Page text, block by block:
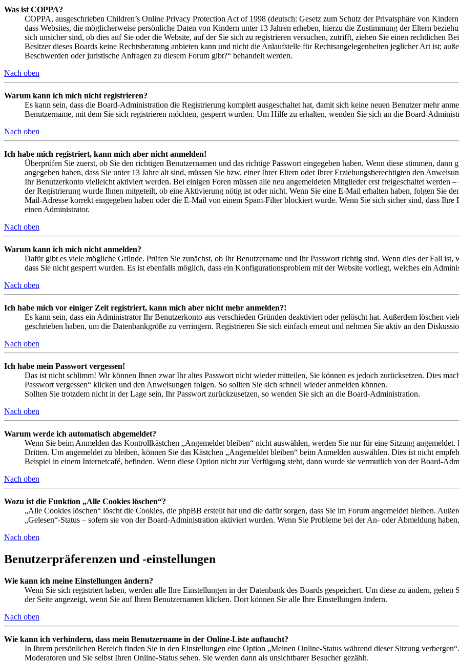
Was ist COPPA?
COPPA, ausgeschrieben Children’s Online Privacy Protection Act of 1998 (deutsch: Gesetz zum Schutz der Privatsphäre von
dass Websites, die möglicherweise persönliche Daten von Kindern unter 13 Jahren erheben, hierzu die Zustimmung der Eltern
sich unsicher sind, ob dies auf Sie oder die Website, auf der Sie sich zu registrieren versuchen, zutrifft, ziehen Sie einen rechtlichen
Besitzer dieses Boards keine Rechtsberatung anbieten kann und nicht die Anlaufstelle für Rechtsangelegenheiten jeglicher Art ist;
Beschwerden oder juristische Anfragen zu diesem Forum gibt?“ behandelt werden.
Nach oben
Warum kann ich mich nicht registrieren?
Es kann sein, dass die Board-Administration die Registrierung komplett ausgeschaltet hat, damit sich keine neuen Benutzer mehr
Benutzername, mit dem Sie sich registrieren möchten, gesperrt wurden. Um Hilfe zu erhalten, wenden Sie sich an die Board-
Nach oben
Ich habe mich registriert, kann mich aber nicht anmelden!
Überprüfen Sie zuerst, ob Sie den richtigen Benutzernamen und das richtige Passwort eingegeben haben. Wenn diese stimmen, dann
angegeben haben, dass Sie unter 13 Jahre alt sind, müssen Sie bzw. einer Ihrer Eltern oder Ihrer Erziehungsberechtigten den
Ihr Benutzerkonto vielleicht aktiviert werden. Bei einigen Foren müssen alle neu angemeldeten Mitglieder erst freigeschaltet werden
der Registrierung wurde Ihnen mitgeteilt, ob eine Aktivierung nötig ist oder nicht. Wenn Sie eine E-Mail erhalten haben, folgen Sie
Mail-Adresse korrekt eingegeben haben oder die E-Mail von einem Spam-Filter blockiert wurde. Wenn Sie sich sicher sind, dass
einen Administrator.
Nach oben
Warum kann ich mich nicht anmelden?
Dafür gibt es viele mögliche Gründe. Prüfen Sie zunächst, ob Ihr Benutzername und Ihr Passwort richtig sind. Wenn dies der Fall ist,
dass Sie nicht gesperrt wurden. Es ist ebenfalls möglich, dass ein Konfigurationsproblem mit der Website vorliegt, welches ein
Nach oben
Ich habe mich vor einiger Zeit registriert, kann mich aber nicht mehr anmelden?!
Es kann sein, dass ein Administrator Ihr Benutzerkonto aus verschieden Gründen deaktiviert oder gelöscht hat. Außerdem löschen
geschrieben haben, um die Datenbankgröße zu verringern. Registrieren Sie sich einfach erneut und nehmen Sie aktiv an den
Nach oben
Ich habe mein Passwort vergessen!
Das ist nicht schlimm! Wir können Ihnen zwar Ihr altes Passwort nicht wieder mitteilen, Sie können es jedoch zurücksetzen. Dies
Passwort vergessen“ klicken und den Anweisungen folgen. So sollten Sie sich schnell wieder anmelden können.
Sollten Sie trotzdem nicht in der Lage sein, Ihr Passwort zurückzusetzen, so wenden Sie sich an die Board-Administration.
Nach oben
Warum werde ich automatisch abgemeldet?
Wenn Sie beim Anmelden das Kontrollkästchen „Angemeldet bleiben“ nicht auswählen, werden Sie nur für eine Sitzung
Dritten. Um angemeldet zu bleiben, können Sie das Kästchen „Angemeldet bleiben“ beim Anmelden auswählen. Dies ist nicht
Beispiel in einem Internetcafé, befinden. Wenn diese Option nicht zur Verfügung steht, dann wurde sie vermutlich von der Board-
Nach oben
Wozu ist die Funktion „Alle Cookies löschen“?
„Alle Cookies löschen“ löscht die Cookies, die phpBB erstellt hat und die dafür sorgen, dass Sie im Forum angemeldet bleiben.
„Gelesen“-Status – sofern sie von der Board-Administration aktiviert wurden. Wenn Sie Probleme bei der An- oder Abmeldung
Nach oben
Benutzerpräferenzen und -einstellungen
Wie kann ich meine Einstellungen ändern?
Wenn Sie sich registriert haben, werden alle Ihre Einstellungen in der Datenbank des Boards gespeichert. Um diese zu ändern,
der Seite angezeigt, wenn Sie auf Ihren Benutzernamen klicken. Dort können Sie alle Ihre Einstellungen ändern.
Nach oben
Wie kann ich verhindern, dass mein Benutzername in der Online-Liste auftaucht?
In Ihrem persönlichen Bereich finden Sie in den Einstellungen eine Option „Meinen Online-Status während dieser Sitzung
Moderatoren und Sie selbst Ihren Online-Status sehen. Sie werden dann als unsichtbarer Besucher gezählt.